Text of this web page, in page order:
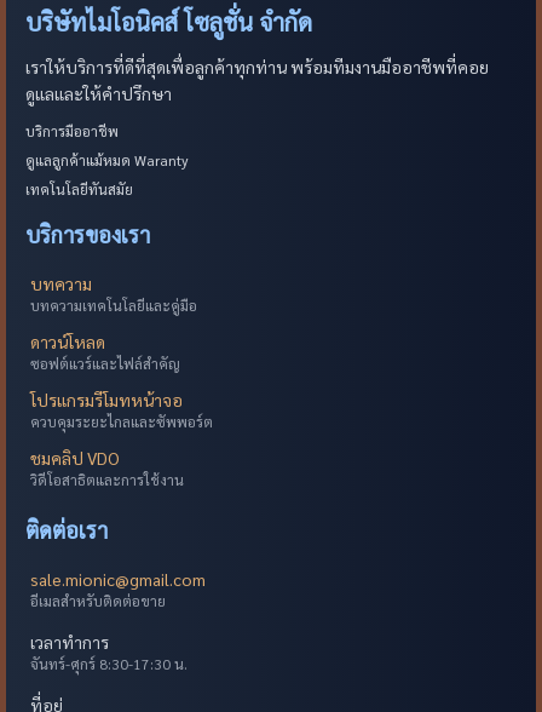
บริษัทไมโอนิคส์ โซลูชั่น จำกัด
เราให้บริการที่ดีที่สุดเพื่อลูกค้าทุกท่าน พร้อมทีมงานมืออาชีพที่คอย
ดูแลและให้คำปรึกษา
บริการมืออาชีพ
ดูแลลูกค้าแม้หมด Waranty
เทคโนโลยีทันสมัย
บริการของเรา
บทความ
บทความเทคโนโลยีและคู่มือ
ดาวน์โหลด
ซอฟต์แวร์และไฟล์สำคัญ
โปรแกรมรีโมทหน้าจอ
ควบคุมระยะไกลและซัพพอร์ต
ชมคลิป VDO
วิดีโอสาธิตและการใช้งาน
ติดต่อเรา
sale.mionic@gmail.com
อีเมลสำหรับติดต่อขาย
เวลาทำการ
จันทร์-ศุกร์ 8:30-17:30 น.
ที่อยู่